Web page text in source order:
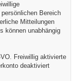
Bereich
Mitteilungen
können unabhängig
Freiwillig aktivierte
deaktiviert